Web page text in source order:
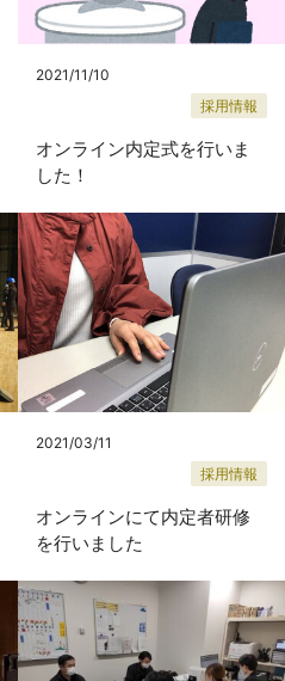
2021/11/10
採用情報
オンライン内定式を行いま
した！
2021/03/11
採用情報
オンラインにて内定者研修
を行いました